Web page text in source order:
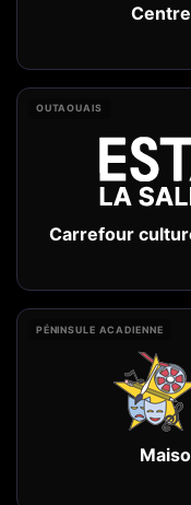
OUTAOUAIS
Carrefour
PÉNINSULE ACADIENNE